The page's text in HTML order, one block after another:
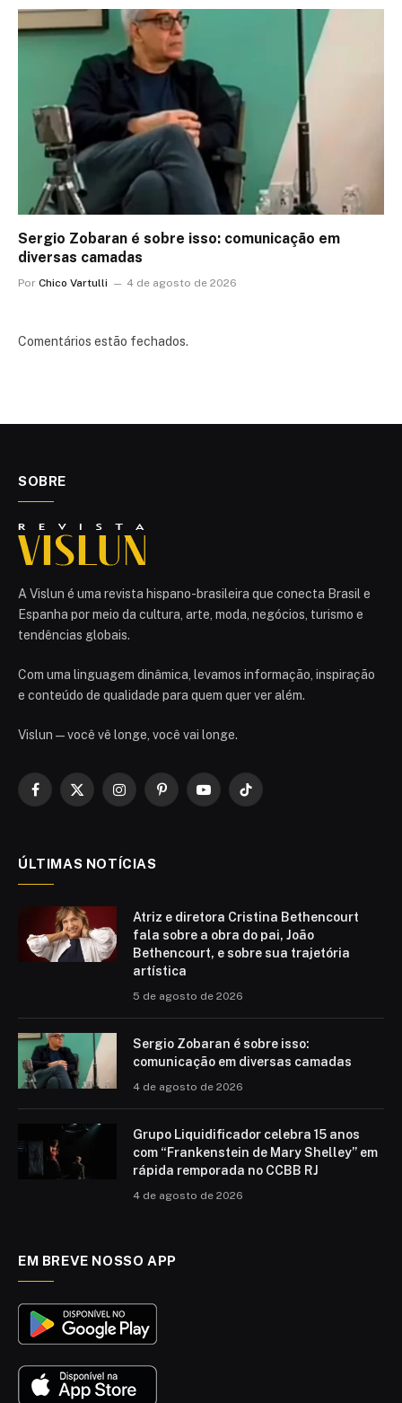
Sergio Zobaran é sobre isso: comunicação em
diversas camadas
Por Chico Vartulli 4 de agosto de 2026
Comentários estão fechados.
SOBRE
A Vislun é uma revista hispano-brasileira que conecta Brasil e
Espanha por meio da cultura, arte, moda, negócios, turismo e
tendências globais.
Com uma linguagem dinâmica, levamos informação, inspiração
e conteúdo de qualidade para quem quer ver além.
Vislun — você vê longe, você vai longe.
Facebook
X
InstagramPinterestYouTubeTikTok
ÚLTIMAS NOTÍCIAS
Atriz e diretora Cristina Bethencourt
fala sobre a obra do pai, João
Bethencourt, e sobre sua trajetória
artística
5 de agosto de 2026
Sergio Zobaran é sobre isso:
comunicação em diversas camadas
4 de agosto de 2026
Grupo Liquidificador celebra 15 anos
com “Frankenstein de Mary Shelley” em
rápida remporada no CCBB RJ
4 de agosto de 2026
EM BREVE NOSSO APP